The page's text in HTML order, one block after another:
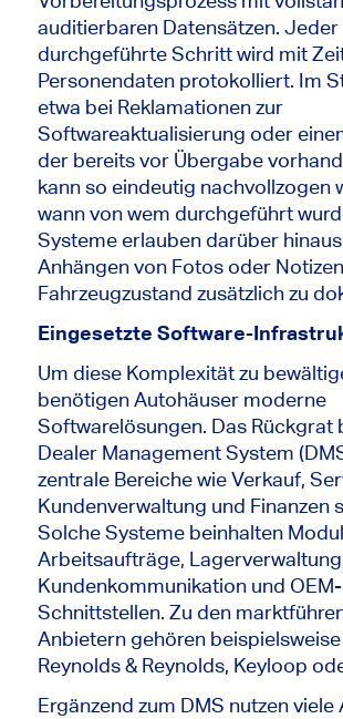
auditierbaren Datensätzen. Jeder
durchgeführte Schritt wird mit
Personendaten protokolliert. Im
etwa bei Reklamationen zur
Softwareaktualisierung oder
der bereits vor Übergabe
kann so eindeutig nachvollzogen
wann von wem durchgeführt
Systeme erlauben darüber
Anhängen von Fotos oder
Fahrzeugzustand zusätzlich zu
Eingesetzte Software-
Um diese Komplexität zu
benötigen Autohäuser moderne
Softwarelösungen. Das Rückgrat
Dealer Management System
zentrale Bereiche wie Verkauf,
Kundenverwaltung und Finanzen
Solche Systeme beinhalten
Arbeitsaufträge,
Kundenkommunikation und OEM-
Schnittstellen. Zu den
Anbietern gehören
Reynolds & Reynolds, Keyloop
Ergänzend zum DMS nutzen